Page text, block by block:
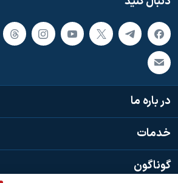
در باره ما
خدمات
گوناگون